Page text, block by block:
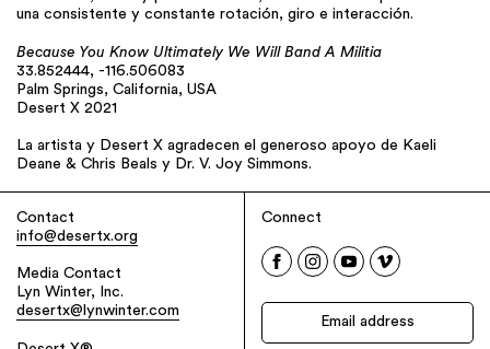
una consistente y constante rotación, giro e interacción.
Because You Know Ultimately We Will Band A Militia
33.852444, -116.506083
Palm Springs, California, USA
Desert X 2021
La artista y Desert X agradecen el generoso apoyo de Kaeli
Deane & Chris Beals y Dr. V. Joy Simmons.
Contact
info@desertx.org
Media Contact
Lyn Winter, Inc.
desertx@lynwinter.com
Connect